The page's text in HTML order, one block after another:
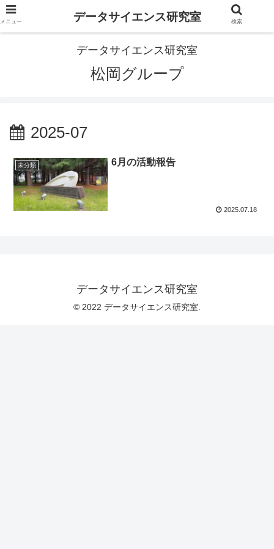
データサイエンス研究室
松岡グループ
2025-07
未分類 6月の活動報告
2025.07.18
データサイエンス研究室
© 2022 データサイエンス研究室.
メニュー データサイエンス研究室 検索